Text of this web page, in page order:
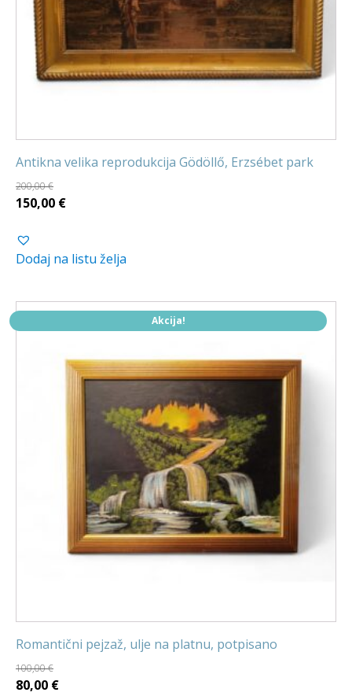
Antikna velika reprodukcija Gödöllő, Erzsébet park
200,00€
Izvorna
bila
je:
150,00 €Trenutna
150,00 €.
Dodaj na listu želja
Akcija!
Romantični pejzaž, ulje na platnu, potpisano
100,00€
Izvorna
80,00 €Trenutna